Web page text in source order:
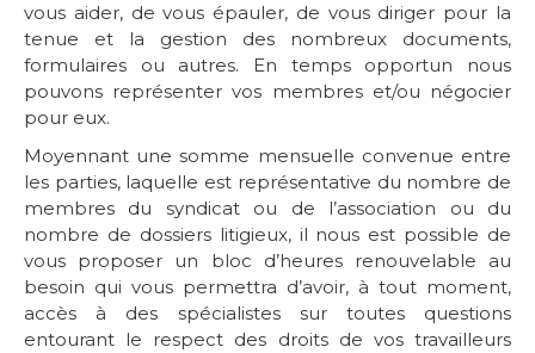
vous aider, de vous épauler, de vous diriger pour la
tenue et la gestion des nombreux documents,
formulaires ou autres. En temps opportun nous
pouvons représenter vos membres et/ou négocier
pour eux.
Moyennant une somme mensuelle convenue entre
les parties, laquelle est représentative du nombre de
membres du syndicat ou de l’association ou du
nombre de dossiers litigieux, il nous est possible de
vous proposer un bloc d’heures renouvelable au
besoin qui vous permettra d’avoir, à tout moment,
accès à des spécialistes sur toutes questions
entourant le respect des droits de vos travailleurs